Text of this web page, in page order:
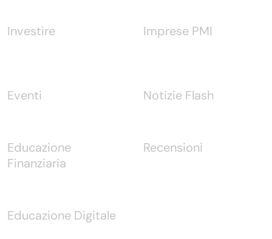
Investire Imprese PMI
Eventi
Educazione
Finanziaria
Educazione Digitale
Notizie Flash
Recensioni